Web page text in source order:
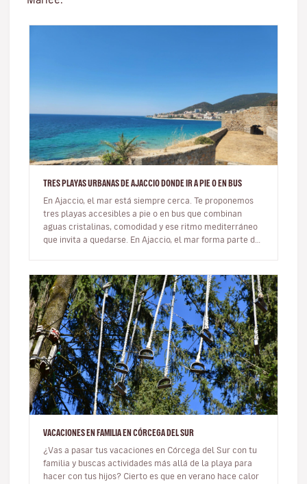
TRES PLAYAS URBANAS DE AJACCIO DONDE IR A PIE O EN BUS
En Ajaccio, el mar está siempre cerca. Te proponemos
tres playas accesibles a pie o en bus que combinan
aguas cristalinas, comodidad y ese ritmo mediterráneo
que invita a quedarse. En Ajaccio, el mar forma parte de
VACACIONES EN FAMILIA EN CÓRCEGA DEL SUR
¿Vas a pasar tus vacaciones en Córcega del Sur con tu
familia y buscas actividades más allá de la playa para
hacer con tus hijos? Cierto es que en verano hace calor